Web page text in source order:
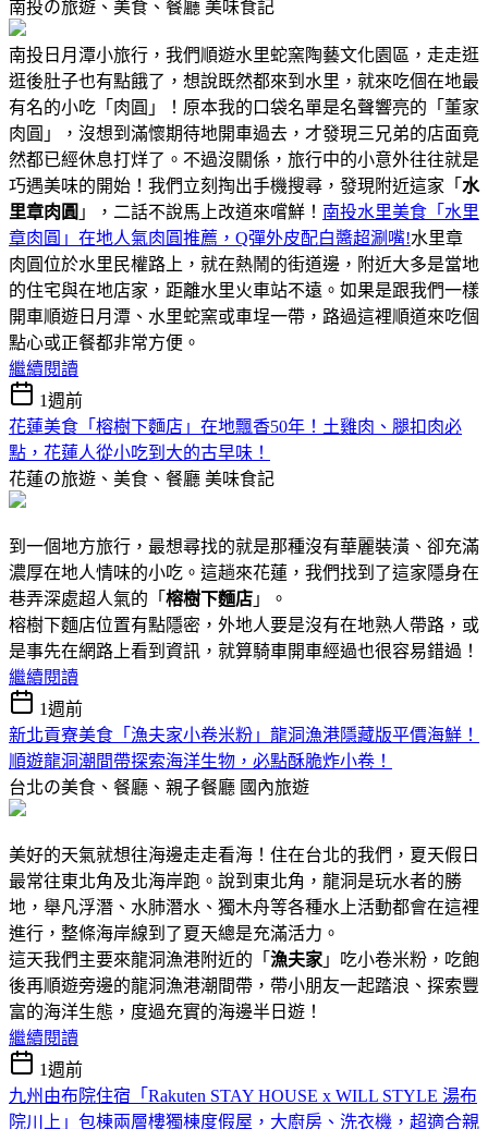
南投の旅遊、美食、餐廳 美味食記
南投日月潭小旅行，我們順遊水里蛇窯陶藝文化園區，走走逛
逛後肚子也有點餓了，想說既然都來到水里，就來吃個在地最
有名的小吃「肉圓」！原本我的口袋名單是名聲響亮的「董家
肉圓」，沒想到滿懷期待地開車過去，才發現三兄弟的店面竟
然都已經休息打烊了。不過沒關係，旅行中的小意外往往就是
巧遇美味的開始！我們立刻掏出手機搜尋，發現附近這家「 水
里章肉圓 」，二話不說馬上改道來嚐鮮！ 南投水里美食「水里
章肉圓」在地人氣肉圓推薦，Q彈外皮配白醬超涮嘴!水里章
肉圓位於水里民權路上，就在熱鬧的街道邊，附近大多是當地
的住宅與在地店家，距離水里火車站不遠。如果是跟我們一樣
開車順遊日月潭、水里蛇窯或車埕一帶，路過這裡順道來吃個
點心或正餐都非常方便。
繼續閱讀
1週前
花蓮美食「榕樹下麵店」在地飄香50年！土雞肉、腿扣肉必
點，花蓮人從小吃到大的古早味！
花蓮の旅遊、美食、餐廳 美味食記
到一個地方旅行，最想尋找的就是那種沒有華麗裝潢、卻充滿
濃厚在地人情味的小吃。這趟來花蓮，我們找到了這家隱身在
巷弄深處超人氣的「 榕樹下麵店 」。
榕樹下麵店位置有點隱密，外地人要是沒有在地熟人帶路，或
是事先在網路上看到資訊，就算騎車開車經過也很容易錯過！
繼續閱讀
1週前
新北貢寮美食「漁夫家小卷米粉」龍洞漁港隱藏版平價海鮮！
順遊龍洞潮間帶探索海洋生物，必點酥脆炸小卷！
台北の美食、餐廳、親子餐廳 國內旅遊
美好的天氣就想往海邊走走看海！住在台北的我們，夏天假日
最常往東北角及北海岸跑。說到東北角，龍洞是玩水者的勝
地，舉凡浮潛、水肺潛水、獨木舟等各種水上活動都會在這裡
進行，整條海岸線到了夏天總是充滿活力。
這天我們主要來龍洞漁港附近的「 漁夫家 」吃小卷米粉，吃飽
後再順遊旁邊的龍洞漁港潮間帶，帶小朋友一起踏浪、探索豐
富的海洋生態，度過充實的海邊半日遊！
繼續閱讀
1週前
九州由布院住宿「Rakuten STAY HOUSE x WILL STYLE 湯布
院川上」包棟兩層樓獨棟度假屋，大廚房、洗衣機，超適合親